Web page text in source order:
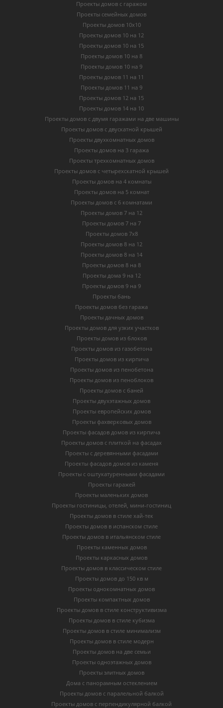
Проекты домов с гаражом
Проекты семейных домов
Проекты домов 10х10
Проекты домов 10 на 12
Проекты домов 10 на 15
Проекты домов 10 на 8
Проекты домов 10 на 9
Проекты домов 11 на 11
Проекты домов 11 на 9
Проекты домов 12 на 15
Проекты домов 14 на 10
Проекты домов с двумя гаражами на две машины
Проекты домов с двускатной крышей
Проекты двухкомнатных домов
Проекты домов на 3 гаража
Проекты трехкомнатных домов
Проекты домов с четырехскатной крышей
Проекты домов на 4 комнаты
Проекты домов на 5 комнат
Проекты домов с 6 комнатами
Проекты домов 7 на 12
Проекты домов 7 на 7
Проекты домов 7х8
Проекты домов 8 на 12
Проекты домов 8 на 14
Проекты домов 8 на 8
Проекты дома 9 на 12
Проекты домов 9 на 9
Проекты бань
Проекты домов без гаража
Проекты дачных домов
Проекты домов для узких участков
Проекты домов из блоков
Проекты домов из газобетона
Проекты домов из кирпича
Проекты домов из пенобетона
Проекты домов из пеноблоков
Проекты домов с баней
Проекты двухэтажных домов
Проекты европейских домов
Проекты фахверковых домов
Проекты фасадов домов из кирпича
Проекты домов с плиткой на фасадах
Проекты с деревянными фасадами
Проекты фасадов домов из каменя
Проекты с оштукатуренными фасадами
Проекты гаражей
Проекты маленьких домов
Проекты гостиницы, отелей, мини-гостиниц
Проекты домов в стиле хай-тек
Проекты домов в испанском стиле
Проекты домов в итальянском стиле
Проекты каменных домов
Проекты каркасных домов
Проекты домов в классическом стиле
Проекты домов до 150 кв м
Проекты однокомнатных домов
Проекты компактных домов
Проекты домов в стиле конструктивизма
Проекты домов в стиле кубизма
Проекты домов в стиле минимализм
Проекты домов в стиле модерн
Проекты домов на две семьи
Проекты одноэтажных домов
Проекты элитных домов
Дома с панорамным остеклением
Проекты домов с паралельной балкой
Проекты домов с перпендикулярной балкой